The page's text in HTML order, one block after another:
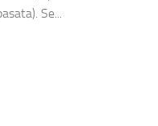
Se...